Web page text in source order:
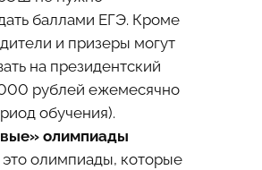
баллами ЕГЭ. Кроме
и призеры могут
на президентский
рублей ежемесячно
обучения).
олимпиады
олимпиады, которые